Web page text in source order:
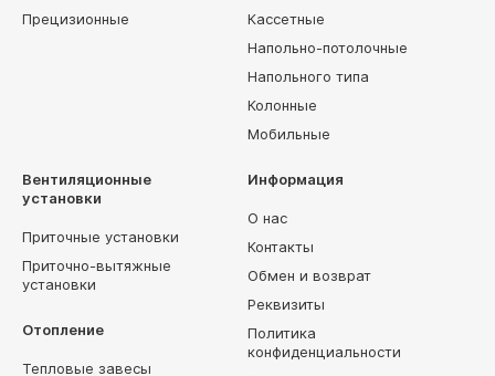
Прецизионные
Кассетные
Напольно-потолочные
Напольного типа
Колонные
Мобильные
Вентиляционные
установки
Приточные установки
Приточно-вытяжные
установки
Отопление
Тепловые завесы
Информация
О нас
Контакты
Обмен и возврат
Реквизиты
Политика
конфиденциальности